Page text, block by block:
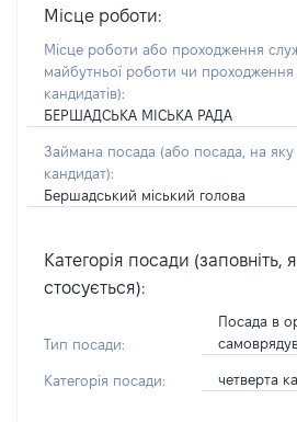
Місце роботи:
Місце роботи або проходження
майбутньої роботи чи
кандидатів):
БЕРШАДСЬКА МІСЬКА РАДА
Займана посада (або посада, на яку
кандидат):
Бершадський міський голова
Категорія посади (заповніть,
стосується):
Тип посади:
Посада в
Категорія посади: четверта